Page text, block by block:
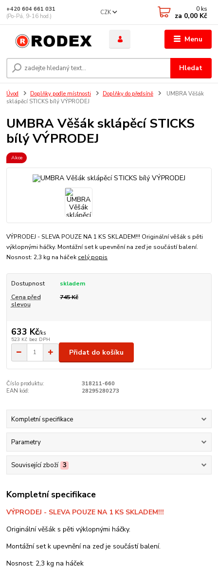
Menu
CZK
Hledat
+420 604 661 031
(Po-Pá, 9-16 hod.)
0 ks
za 0,00 Kč
Úvod Doplňky podle místnosti Doplňky do předsíně
UMBRA Věšák
sklápěcí STICKS bílý VÝPRODEJ
UMBRA Věšák sklápěcí STICKS
bílý VÝPRODEJ
Akce
VÝPRODEJ - SLEVA POUZE NA 1 KS SKLADEM!!! Originální věšák s pěti
výklopnými háčky. Montážní set k upevnění na zeď je součástí balení.
Nosnost: 2,3 kg na háček celý popis
Dostupnost
skladem
Cena před
slevou
745 Kč
633 Kč/ks
523 Kč bez DPH
Přidat do košíku
Číslo produktu:
318211-660
EAN kód:
28295280273
Kompletní specifikace
Parametry
Související zboží 3
Kompletní specifikace
VÝPRODEJ - SLEVA POUZE NA 1 KS SKLADEM!!!
Originální věšák s pěti výklopnými háčky.
Montážní set k upevnění na zeď je součástí balení.
Nosnost: 2,3 kg na háček